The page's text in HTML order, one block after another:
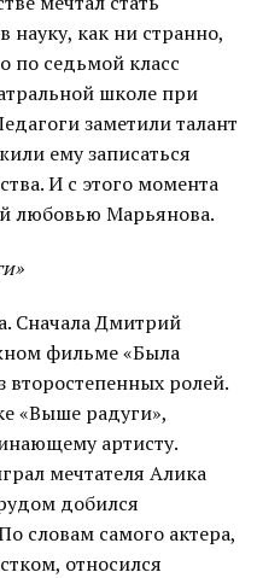
науку, как ни странно,
по седьмой класс
школе при
заметили талант
ему записаться
И с этого момента
любовью Марьянова.
Сначала Дмитрий
фильме «Была
второстепенных ролей.
«Выше радуги»,
артисту.
мечтателя Алика
добился
словам самого актера,
относился